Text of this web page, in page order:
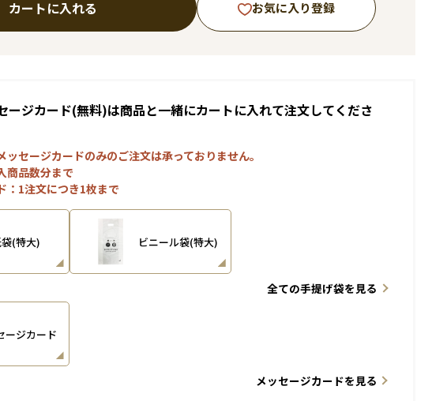
カートに入れる お気に入り登録
ージカード(無料)は商品と一緒にカートに入れて注文してくださ
セージカードのみのご注文は承っておりません。
商品数分まで
：1注文につき1枚まで
(特大) ビニール袋(特大)
全ての手提げ袋を見る
ージカード
メッセージカードを見る